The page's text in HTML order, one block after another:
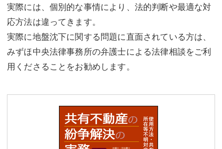
実際には、個別的な事情により、法的判断や最適な対
応方法は違ってきます。
実際に地盤沈下に関する問題に直面されている方は、
みずほ中央法律事務所の弁護士による法律相談をご利
用くださることをお勧めします。